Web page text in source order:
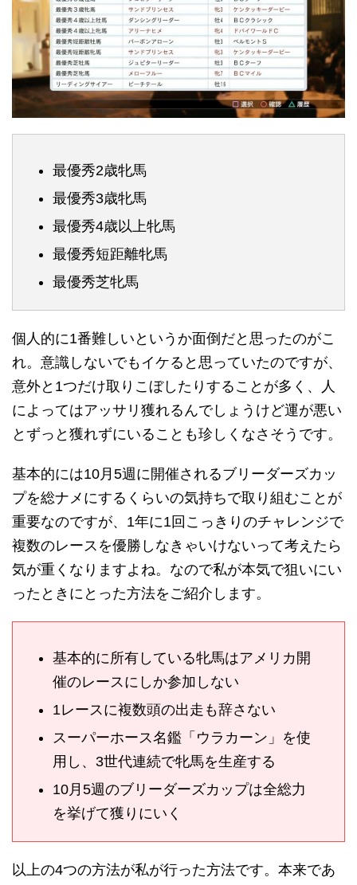
最優秀2歳牝馬
最優秀3歳牝馬
最優秀4歳以上牝馬
最優秀短距離牝馬
最優秀芝牝馬
個人的に1番難しいというか面倒だと思ったのがこ
れ。意識しないでもイケると思っていたのですが、
意外と1つだけ取りこぼしたりすることが多く、人
によってはアッサリ獲れるんでしょうけど運が悪い
とずっと獲れずにいることも珍しくなさそうです。
基本的には10月5週に開催されるブリーダーズカッ
プを総ナメにするくらいの気持ちで取り組むことが
重要なのですが、1年に1回こっきりのチャレンジで
複数のレースを優勝しなきゃいけないって考えたら
気が重くなりますよね。なので私が本気で狙いにい
ったときにとった方法をご紹介します。
基本的に所有している牝馬はアメリカ開
催のレースにしか参加しない
1レースに複数頭の出走も辞さない
スーパーホース名鑑「ウラカーン」を使
用し、3世代連続で牝馬を生産する
10月5週のブリーダーズカップは全総力
を挙げて獲りにいく
以上の4つの方法が私が行った方法です。本来であ